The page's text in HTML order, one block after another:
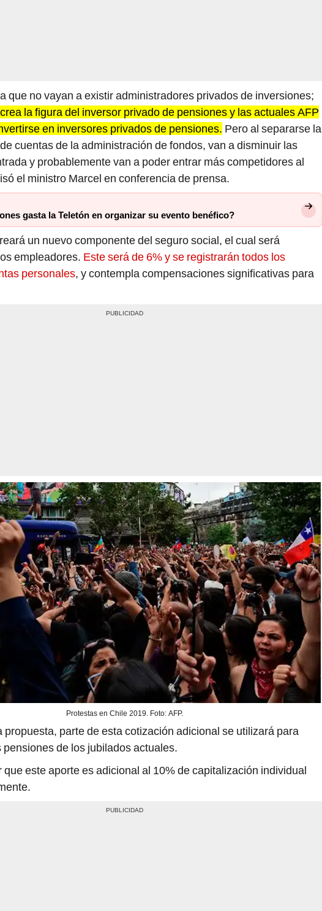
que no vayan a existir administradores privados de inversiones;
la figura del inversor privado de pensiones y las actuales AFP
en inversores privados de pensiones. Pero al separarse la
cuentas de la administración de fondos, van a disminuir las
y probablemente van a poder entrar más competidores al
el ministro Marcel en conferencia de prensa.
gasta la Teletón en organizar su evento benéfico?
un nuevo componente del seguro social, el cual será
empleadores. Este será de 6% y se registrarán todos los
personales, y contempla compensaciones significativas para
Protestas en Chile 2019. Foto: AFP.
propuesta, parte de esta cotización adicional se utilizará para
pensiones de los jubilados actuales.
que este aporte es adicional al 10% de capitalización individual